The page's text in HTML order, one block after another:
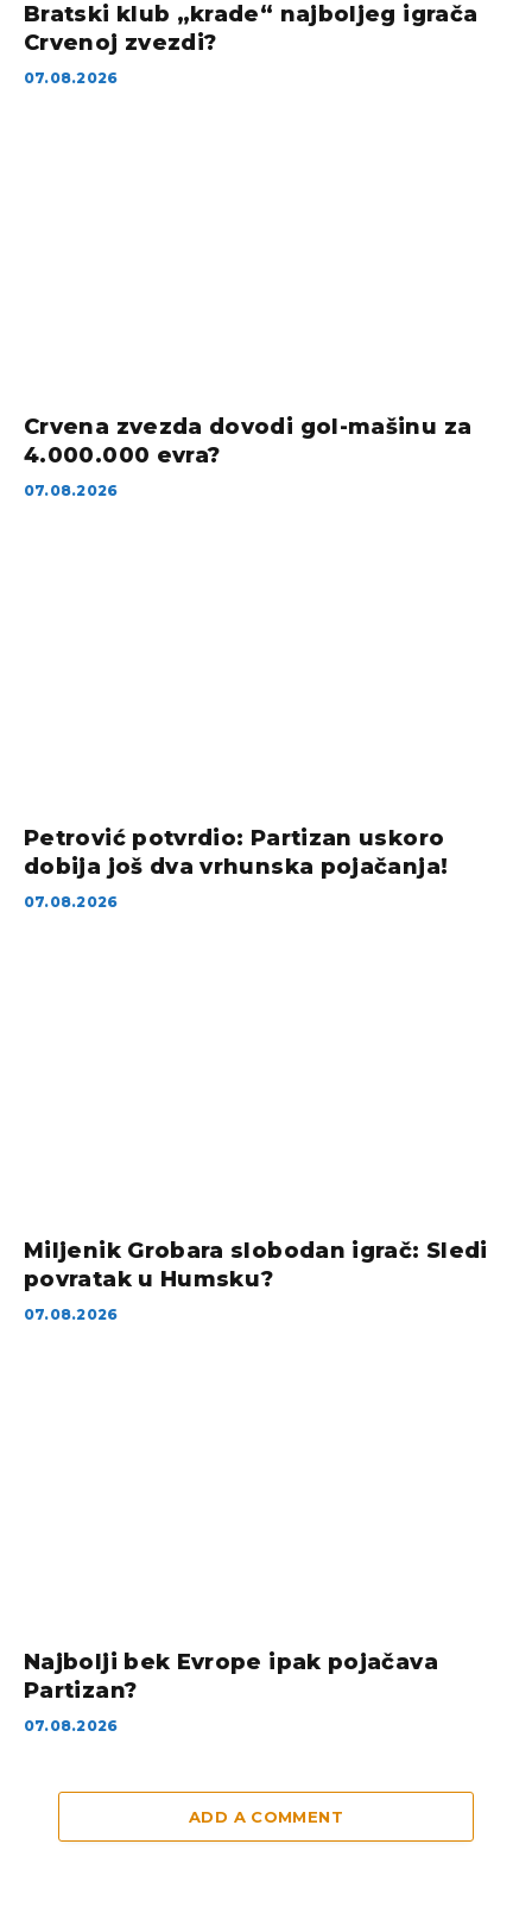
Bratski klub „krade“ najboljeg igrača
Crvenoj zvezdi?
07.08.2026
Crvena zvezda dovodi gol-mašinu za
4.000.000 evra?
07.08.2026
Petrović potvrdio: Partizan uskoro
dobija još dva vrhunska pojačanja!
07.08.2026
Miljenik Grobara slobodan igrač: Sledi
povratak u Humsku?
07.08.2026
Najbolji bek Evrope ipak pojačava
Partizan?
07.08.2026
ADD A COMMENT